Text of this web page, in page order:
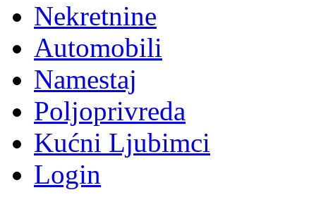
Nekretnine
Automobili
Namestaj
Poljoprivreda
Kućni Ljubimci
Login